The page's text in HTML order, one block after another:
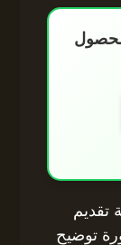
تقديم
توضيح